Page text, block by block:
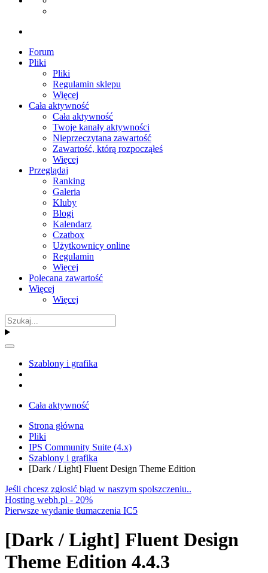
Forum
Pliki
Pliki
Regulamin sklepu
Więcej
Cała aktywność
Cała aktywność
Twoje kanały aktywności
Nieprzeczytana zawartość
Zawartość, którą rozpocząłeś
Więcej
Przeglądaj
Ranking
Galeria
Kluby
Blogi
Kalendarz
Czatbox
Użytkownicy online
Regulamin
Więcej
Polecana zawartość
Więcej
Więcej
Szablony i grafika
Cała aktywność
Strona główna
Pliki
IPS Community Suite (4.x)
Szablony i grafika
[Dark / Light] Fluent Design Theme Edition
Jeśli chcesz zgłosić błąd w naszym spolszczeniu..
Hosting webh.pl - 20%
Pierwsze wydanie tłumaczenia IC5
[Dark / Light] Fluent Design
Theme Edition 4.4.3